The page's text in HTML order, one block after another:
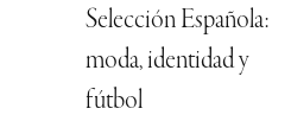
Selección Española:
moda, identidad y
fútbol